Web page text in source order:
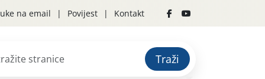
na email Povijest Kontakt
Traži